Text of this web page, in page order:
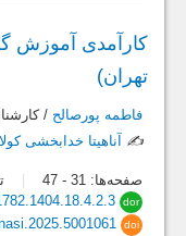
تهران)
فاطمه پورصالح /
✍️ آناهیتا خدابخشی
صفحه‌ها: 31
-
dor
doi